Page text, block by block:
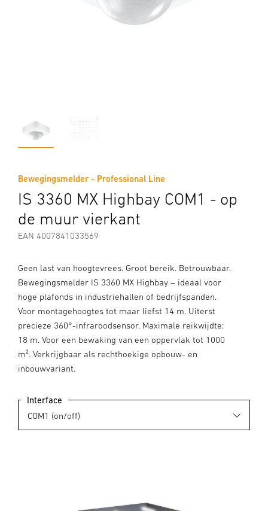
Bewegingsmelder - Professional Line
IS 3360 MX Highbay COM1 - op
de muur vierkant
EAN 4007841033569
Geen last van hoogtevrees. Groot bereik. Betrouwbaar.
Bewegingsmelder IS 3360 MX Highbay – ideaal voor
hoge plafonds in industriehallen of bedrijfspanden.
Voor montagehoogtes tot maar liefst 14 m. Uiterst
precieze 360°-infraroodsensor. Maximale reikwijdte:
18 m. Voor een bewaking van een oppervlak tot 1000
m². Verkrijgbaar als rechthoekige opbouw- en
inbouwvariant.
Interface